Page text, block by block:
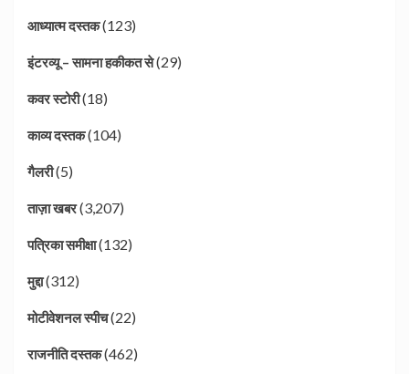
आध्यात्म दस्तक(123)
इंटरव्यू – सामना हकीकत से(29)
कवर स्टोरी(18)
काव्य दस्तक(104)
गैलरी(5)
ताज़ा खबर(3,207)
पत्रिका समीक्षा(132)
मुद्दा(312)
मोटीवेशनल स्पीच(22)
राजनीति दस्तक(462)